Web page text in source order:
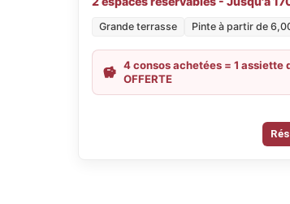
Grande terrasse Pinte à partir de
4 consos achetées = 1 assiette
OFFERTE